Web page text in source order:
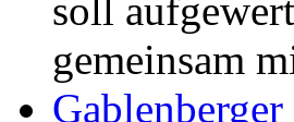
soll
gemeinsam